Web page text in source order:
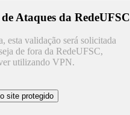
Ataques da RedeUFSC
esta validação será solicitada
de fora da RedeUFSC,
utilizando VPN.